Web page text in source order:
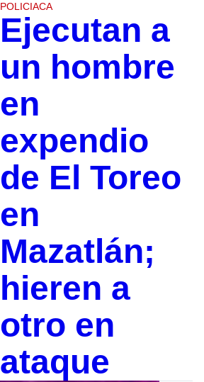
POLICIACA
Ejecutan a
un hombre
en
expendio
de El Toreo
en
Mazatlán;
hieren a
otro en
ataque